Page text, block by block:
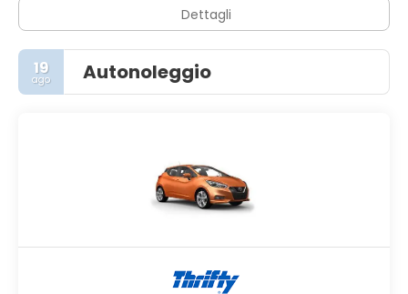
Dettagli
19
ago Autonoleggio